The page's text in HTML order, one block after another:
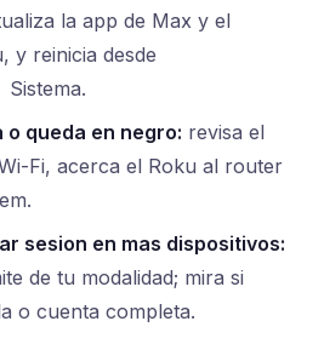
la app de Max y el
y reinicia desde
o queda en negro: revisa el
Fi, acerca el Roku al router
sesion en mas dispositivos:
de tu modalidad; mira si
o cuenta completa.